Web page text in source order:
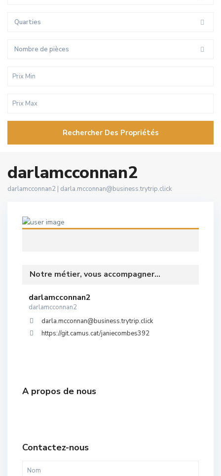
Quarties
Nombre de pièces
Rechercher Des Propriétés
darlamcconnan2
darlamcconnan2 | darla.mcconnan@business.trytrip.click
Notre métier, vous accompagner...
darlamcconnan2
darlamcconnan2
darla.mcconnan@business.trytrip.click
https://git.camus.cat/janiecombes392
A propos de nous
Contactez-nous